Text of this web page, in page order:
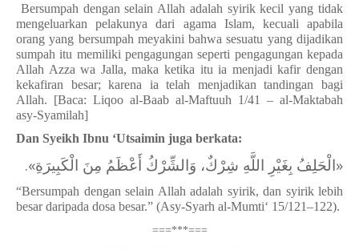
Bersumpah dengan selain Allah adalah syirik kecil yang tidak
mengeluarkan pelakunya dari agama Islam, kecuali apabila
orang yang bersumpah meyakini bahwa sesuatu yang dijadikan
sumpah itu memiliki pengagungan seperti pengagungan kepada
Allah Azza wa Jalla, maka ketika itu ia menjadi kafir dengan
kekafiran besar; karena ia telah menjadikan tandingan bagi
Allah. [Baca: Liqoo al-Baab al-Maftuuh 1/41 – al-Maktabah
asy-Syamilah]
Dan Syeikh Ibnu ‘Utsaimin juga berkata:
«‌الْحَلِفُ بِغَيْرِ اللَّهِ شِرْكٌ، وَالشِّرْكُ أَعْظَمُ مِنَ الْكَبِيرَةِ».
“Bersumpah dengan selain Allah adalah syirik, dan syirik lebih
besar daripada dosa besar.” (Asy-Syarh al-Mumti‘ 15/121–122).
===***===